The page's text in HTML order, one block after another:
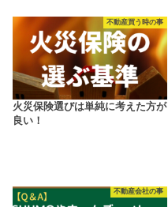
不動産買う時の事
火災保険選びは単純に考えた方が
良い！
不動産会社の事